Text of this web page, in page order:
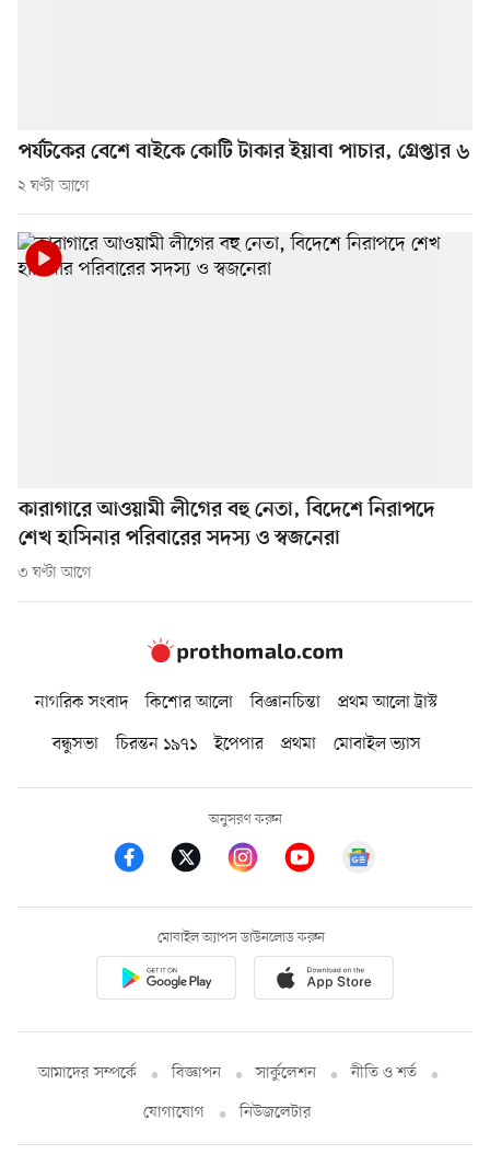
পর্যটকের বেশে বাইকে কোটি টাকার ইয়াবা পাচার, গ্রেপ্তার ৬
২ ঘণ্টা আগে
কারাগারে আওয়ামী লীগের বহু নেতা, বিদেশে নিরাপদে
শেখ হাসিনার পরিবারের সদস্য ও স্বজনেরা
৩ ঘণ্টা আগে
নাগরিক সংবাদ কিশোর আলো বিজ্ঞানচিন্তা
প্রথম আলো ট্রাস্ট
বন্ধুসভা
চিরন্তন ১৯৭১ ইপেপার প্রথমা মোবাইল ভ্যাস
অনুসরণ করুন
মোবাইল অ্যাপস ডাউনলোড করুন
আমাদের সম্পর্কে বিজ্ঞাপন সার্কুলেশন
নীতি ও শর্ত
যোগাযোগ
নিউজলেটার